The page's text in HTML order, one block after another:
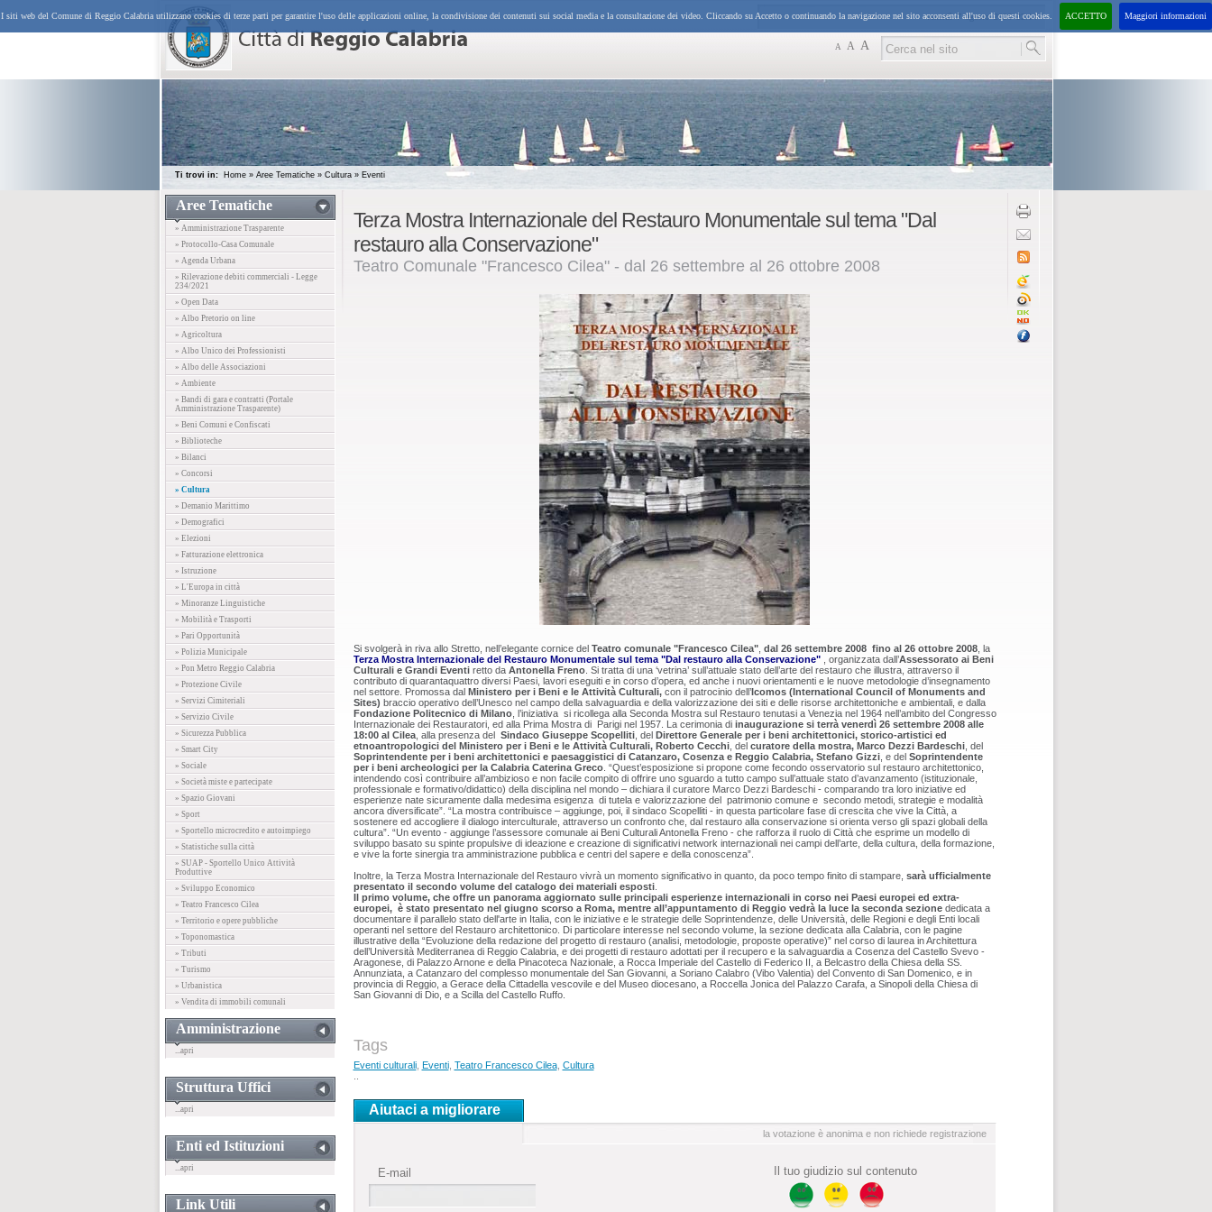
I siti web del Comune di Reggio Calabria utilizzano cookies di terze parti per garantire l'uso delle applicazioni online, la condivisione dei contenuti sui social media e la consultazione dei video. Cliccando su Accetto o continuando la navigazione nel sito acconsenti all'uso di questi cookies. ACCETTO Maggiori informazioni
venerdì 7 agosto 2026 22:14
A A A
Ti trovi in: Home » Aree Tematiche » Cultura » Eventi
Aree Tematiche
» Amministrazione Trasparente
» Protocollo-Casa Comunale
» Agenda Urbana
» Rilevazione debiti commerciali - Legge
234/2021
» Open Data
» Albo Pretorio on line
» Agricoltura
» Albo Unico dei Professionisti
» Albo delle Associazioni
» Ambiente
» Bandi di gara e contratti (Portale
Amministrazione Trasparente)
» Beni Comuni e Confiscati
» Biblioteche
» Bilanci
» Concorsi
» Cultura
» Demanio Marittimo
» Demografici
» Elezioni
» Fatturazione elettronica
» Istruzione
» L'Europa in città
» Minoranze Linguistiche
» Mobilità e Trasporti
» Pari Opportunità
» Polizia Municipale
» Pon Metro Reggio Calabria
» Protezione Civile
» Servizi Cimiteriali
» Servizio Civile
» Sicurezza Pubblica
» Smart City
» Sociale
» Società miste e partecipate
» Spazio Giovani
» Sport
» Sportello microcredito e autoimpiego
» Statistiche sulla città
» SUAP - Sportello Unico Attività
Produttive
» Sviluppo Economico
» Teatro Francesco Cilea
» Territorio e opere pubbliche
» Toponomastica
» Tributi
» Turismo
» Urbanistica
» Vendita di immobili comunali
Amministrazione
...apri
Struttura Uffici
...apri
Enti ed Istituzioni
...apri
Link Utili
Terza Mostra Internazionale del Restauro Monumentale sul tema "Dal
restauro alla Conservazione"
Teatro Comunale "Francesco Cilea" - dal 26 settembre al 26 ottobre 2008
Si svolgerà in riva allo Stretto, nell’elegante cornice del Teatro comunale "Francesco Cilea", dal 26 settembre 2008 fino al 26 ottobre 2008, la
Terza Mostra Internazionale del Restauro Monumentale sul tema "Dal restauro alla Conservazione"
, organizzata dall’Assessorato ai Beni
Culturali e Grandi Eventiretto da Antonella Freno. Si tratta di una ‘vetrina’ sull’attuale stato dell’arte del restauro che illustra, attraverso il
contributo di quarantaquattro diversi Paesi, lavori eseguiti e in corso d’opera, ed anche i nuovi orientamenti e le nuove metodologie d’insegnamento
nel settore. Promossa dal Ministero per i Beni e le Attività Culturali,con il patrocinio dell’Icomos (International Council of Monuments and
Sites) braccio operativo dell’Unesco nel campo della salvaguardia e della valorizzazione dei siti e delle risorse architettoniche e ambientali, e dalla
Fondazione Politecnico di Milano, l’iniziativa si ricollega alla Seconda Mostra sul Restauro tenutasi a Venezia nel 1964 nell’ambito del Congresso
Internazionale dei Restauratori, ed alla Prima Mostra di Parigi nel 1957. La cerimonia di inaugurazione si terrà venerdì 26 settembre 2008 alle
18:00 al Cilea, alla presenza del Sindaco Giuseppe Scopelliti, del Direttore Generale per i beni architettonici, storico-artistici ed
etnoantropologici del Ministero per i Beni e le Attività Culturali, Roberto Cecchi, del curatore della mostra, Marco Dezzi Bardeschi, del
Soprintendente per i beni architettonici e paesaggistici di Catanzaro, Cosenza e Reggio Calabria, Stefano Gizzi, e del Soprintendente
per i beni archeologici per la Calabria Caterina Greco. “Quest’esposizione si propone come fecondo osservatorio sul restauro architettonico,
intendendo così contribuire all’ambizioso e non facile compito di offrire uno sguardo a tutto campo sull’attuale stato d’avanzamento (istituzionale,
professionale e formativo/didattico) della disciplina nel mondo – dichiara il curatore Marco Dezzi Bardeschi - comparando tra loro iniziative ed
esperienze nate sicuramente dalla medesima esigenza di tutela e valorizzazione del patrimonio comune e secondo metodi, strategie e modalità
ancora diversificate”. “La mostra contribuisce – aggiunge, poi, il sindaco Scopelliti - in questa particolare fase di crescita che vive la Città, a
sostenere ed accogliere il dialogo interculturale, attraverso un confronto che, dal restauro alla conservazione si orienta verso gli spazi globali della
cultura”. “Un evento - aggiunge l’assessore comunale ai Beni Culturali Antonella Freno - che rafforza il ruolo di Città che esprime un modello di
sviluppo basato su spinte propulsive di ideazione e creazione di significativi network internazionali nei campi dell’arte, della cultura, della formazione,
e vive la forte sinergia tra amministrazione pubblica e centri del sapere e della conoscenza”.
Inoltre, la Terza Mostra Internazionale del Restauro vivrà un momento significativo in quanto, da poco tempo finito di stampare, sarà ufficialmente
presentato il secondo volume del catalogo dei materiali esposti.
Il primo volume, che offre un panorama aggiornato sulle principali esperienze internazionali in corso nei Paesi europei ed extra-
europei, è stato presentato nel giugno scorso a Roma, mentre all’appuntamento di Reggio vedrà la luce la seconda sezionededicata a
documentare il parallelo stato dell'arte in Italia, con le iniziative e le strategie delle Soprintendenze, delle Università, delle Regioni e degli Enti locali
operanti nel settore del Restauro architettonico. Di particolare interesse nel secondo volume, la sezione dedicata alla Calabria, con le pagine
illustrative della “Evoluzione della redazione del progetto di restauro (analisi, metodologie, proposte operative)” nel corso di laurea in Architettura
dell’Università Mediterranea di Reggio Calabria, e dei progetti di restauro adottati per il recupero e la salvaguardia a Cosenza del Castello Svevo -
Aragonese, di Palazzo Arnone e della Pinacoteca Nazionale, a Rocca Imperiale del Castello di Federico II, a Belcastro della Chiesa della SS.
Annunziata, a Catanzaro del complesso monumentale del San Giovanni, a Soriano Calabro (Vibo Valentia) del Convento di San Domenico, e in
provincia di Reggio, a Gerace della Cittadella vescovile e del Museo diocesano, a Roccella Jonica del Palazzo Carafa, a Sinopoli della Chiesa di
San Giovanni di Dio, e a Scilla del Castello Ruffo.
Tags
Eventi culturali, Eventi, Teatro Francesco Cilea, Cultura
Aiutaci a migliorare
la votazione è anonima e non richiede registrazione
E-mail Il tuo giudizio sul contenuto